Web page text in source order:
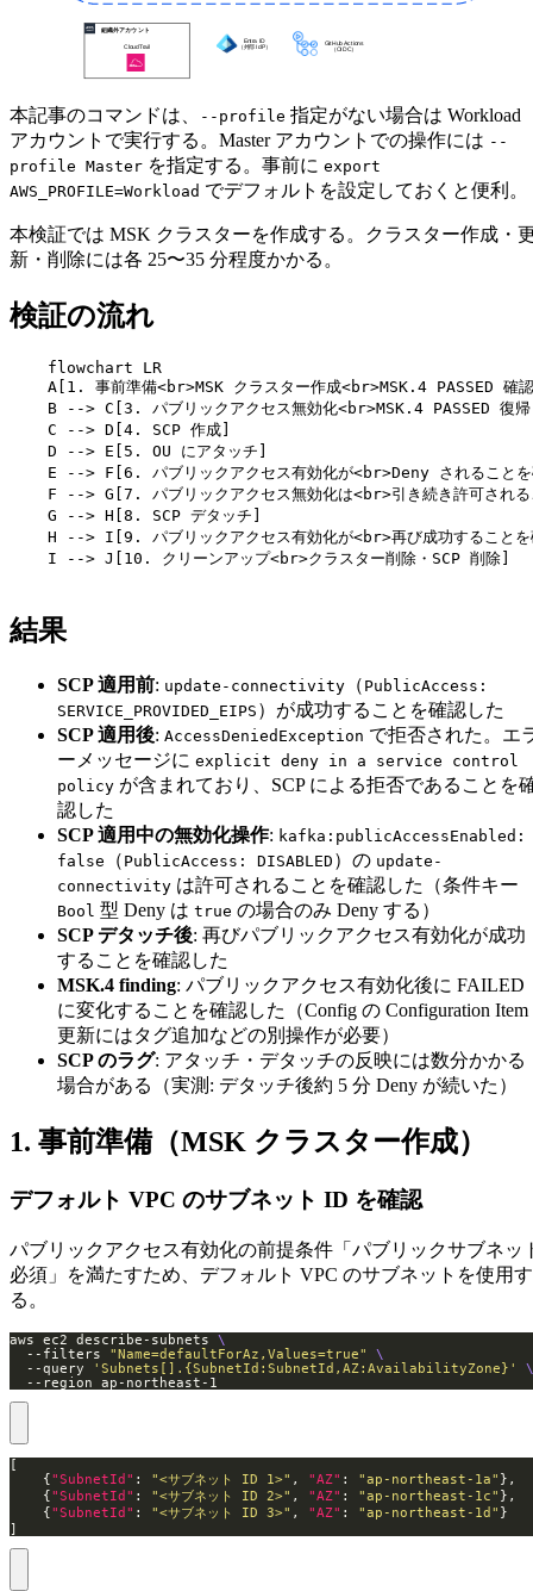
本記事のコマンドは、 --profile 指定がない場合は Workload
アカウントで実行する。Master アカウントでの操作には --
profile Master を指定する。事前に export
AWS_PROFILE=Workload でデフォルトを設定しておくと便利。
本検証では MSK クラスターを作成する。クラスター作成・
新・削除には各 25〜35 分程度かかる。
検証の流れ
    flowchart LR
A[1. 事前準備<br>MSK クラスター作成<br>MSK.4 PASSED 確
B --> C[3. パブリックアクセス無効化<br>MSK.4 PASSED 復
    C --> D[4. SCP 作成]
    D --> E[5. OU にアタッチ]
E --> F[6. パブリックアクセス有効化が<br>Deny されること
F --> G[7. パブリックアクセス無効化は<br>引き続き許可される
    G --> H[8. SCP デタッチ]
H --> I[9. パブリックアクセス有効化が<br>再び成功すること
    I --> J[10. クリーンアップ<br>クラスター削除・SCP 削除]
結果
SCP 適用前: update-connectivity （ PublicAccess:
SERVICE_PROVIDED_EIPS ）が成功することを確認した
SCP 適用後: AccessDeniedException で拒否された。エ
ーメッセージに explicit deny in a service control
policy が含まれており、SCP による拒否であることを
認した
SCP 適用中の無効化操作: kafka:publicAccessEnabled:
false
（ PublicAccess: DISABLED ）の update-
connectivity は許可されることを確認した（条件キー
Bool 型 Deny は true の場合のみ Deny する）
SCP デタッチ後: 再びパブリックアクセス有効化が成功
することを確認した
MSK.4 finding: パブリックアクセス有効化後に FAILED
に変化することを確認した（Config の Configuration Item
更新にはタグ追加などの別操作が必要）
SCP のラグ: アタッチ・デタッチの反映には数分かかる
場合がある（実測: デタッチ後約 5 分 Deny が続いた）
1. 事前準備（MSK クラスター作成）
デフォルト VPC のサブネット ID を確認
パブリックアクセス有効化の前提条件「パブリックサブネッ
必須」を満たすため、デフォルト VPC のサブネットを使用す
る。
aws ec2 describe-subnets
  --filters
"Name=defaultForAz,Values=true"
  --query
'Subnets[].{SubnetId:SubnetId,AZ:AvailabilityZone}'
  --region ap-northeast-1
    {
"SubnetId" : "<サブネット ID 1>" , "AZ" : "ap-northeast-1a"
    {
"SubnetId" : "<サブネット ID 2>" , "AZ" : "ap-northeast-1c"
    {
"SubnetId" : "<サブネット ID 3>" , "AZ" : "ap-northeast-1d"
]